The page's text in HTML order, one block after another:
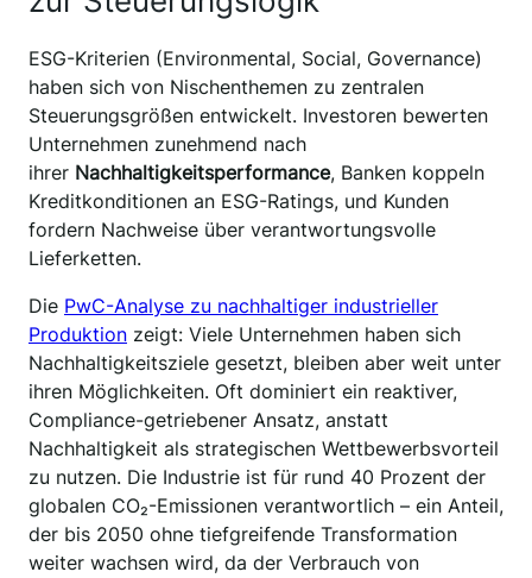
ESG-Kriterien (Environmental, Social, Governance)
haben sich von Nischenthemen zu zentralen
Steuerungsgrößen entwickelt. Investoren bewerten
Unternehmen zunehmend nach
ihrer Nachhaltigkeitsperformance, Banken koppeln
Kreditkonditionen an ESG-Ratings, und Kunden
fordern Nachweise über verantwortungsvolle
Lieferketten.
Die PwC-Analyse zu nachhaltiger industrieller
Produktion zeigt: Viele Unternehmen haben sich
Nachhaltigkeitsziele gesetzt, bleiben aber weit unter
ihren Möglichkeiten. Oft dominiert ein reaktiver,
Compliance-getriebener Ansatz, anstatt
Nachhaltigkeit als strategischen Wettbewerbsvorteil
zu nutzen. Die Industrie ist für rund 40 Prozent der
globalen CO₂-Emissionen verantwortlich – ein Anteil,
der bis 2050 ohne tiefgreifende Transformation
weiter wachsen wird, da der Verbrauch von